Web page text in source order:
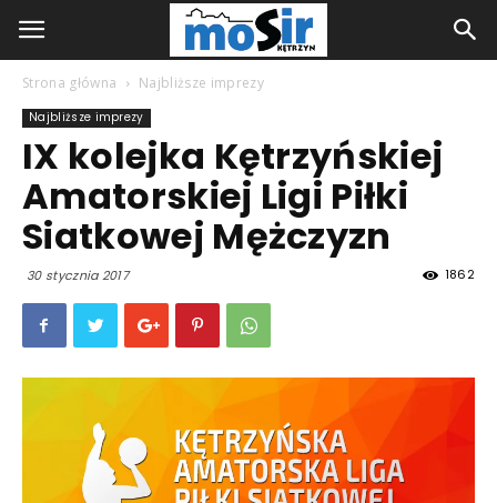
Strona główna Najbliższe imprezy
Najbliższe imprezy
IX kolejka Kętrzyńskiej
Amatorskiej Ligi Piłki
Siatkowej Mężczyzn
30 stycznia 2017 1862